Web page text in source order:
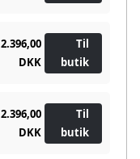
2.396,00
DKK
Til
butik
2.396,00
DKK
Til
butik